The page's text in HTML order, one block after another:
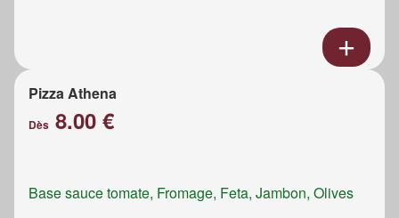
Pizza Athena
Dès 8.00 €
Base sauce tomate, Fromage, Feta, Jambon, Olives